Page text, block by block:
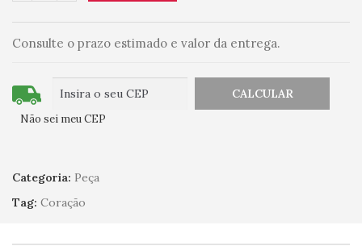
Consulte o prazo estimado e valor da entrega.
Não sei meu CEP
Categoria: Peça
Tag: Coração